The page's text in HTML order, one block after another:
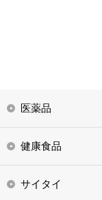
医薬品
健康食品
サイタイ